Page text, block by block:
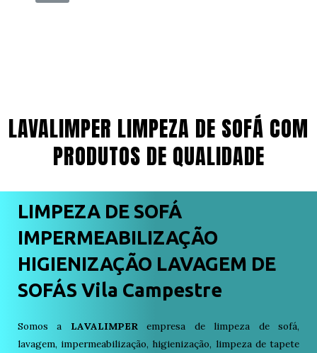
LAVALIMPER LIMPEZA DE SOFÁ COM
PRODUTOS DE QUALIDADE
LIMPEZA DE SOFÁ
IMPERMEABILIZAÇÃO
HIGIENIZAÇÃO LAVAGEM DE
SOFÁS Vila Campestre
Somos a LAVALIMPERempresa de limpeza de sofá,
lavagem, impermeabilização, higienização, limpeza de tapete